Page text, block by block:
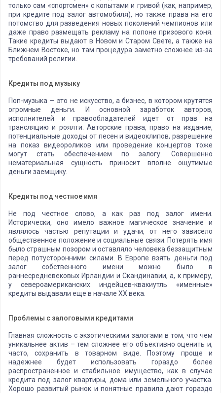
только сам «спортсмен» с копытами и гривой (как, например,
при кредите под залог автомобиля), но также права на его
потомство для разведения новых поколений чемпионов или
даже право размещать рекламу на попоне призового коня.
Такие кредиты выдают в Новом и Старом Свете, а также на
Ближнем Востоке, но там процедура заметно сложнее из-за
требований религии.
Кредиты под музыку
Поп-музыка — это не искусство, а бизнес, в котором крутятся
огромные деньги. И основной заработок авторов,
исполнителей и правообладателей идет от прав на
трансляцию и роялти. Авторские права, право на издание,
потенциальные доходы от песен и видеоклипов, разрешение
на показ видеороликов или проведение концертов тоже
могут стать обеспечением по залогу. Совершенно
нематериальная сущность приносит вполне ощутимые
деньги заемщику.
Кредиты под честное имя
Не под честное слово, а как раз под залог имени.
Исторически, оно имело важное магическое значение и
являлось частью репутации и удачи, от него зависело
общественное положение и социальные связи. Потерять имя
было страшным позором и оставляло человека беззащитным
перед потусторонними силами. В Европе взять деньги под
залог собственного имени можно было в
раннесредневековых Ирландии и Скандинавии, а, к примеру,
у североамериканских индейцев-квакиутль «именные»
кредиты выдавали еще в начале XX века.
Проблемы с залоговыми кредитами
Главная сложность с экзотическими залогами в том, что чем
уникальнее актив – тем сложнее его объективно оценить и,
часто, сохранить в товарном виде. Поэтому проще и
надежнее будет использовать гораздо более
распространенное и стабильное имущество, как в случае
кредита под залог квартиры, дома или земельного участка.
Хорошо развитый рынок и понятные правила дают гораздо